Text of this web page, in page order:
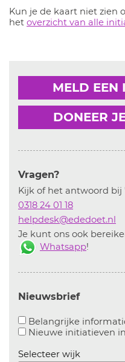
Kun je de kaart niet zien
het overzicht van alle
MELD EEN
DONEER
Vragen?
Kijk of het antwoord bij '
0318 24 01 18
helpdesk@ededoet.nl
Je kunt ons ook
Whatsapp!
Nieuwsbrief
Belangrijke
Nieuwe initiatieven
Selecteer wijk